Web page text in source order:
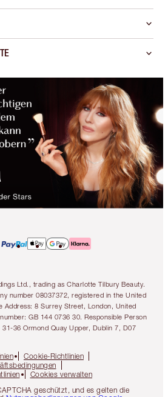
Ltd., trading as Charlotte Tilbury Beauty.
number 08037372, registered in the United
Address: 8 Surrey Street, London, United
GB 144 0736 30. Responsible Person
36 Ormond Quay Upper, Dublin 7, D07
Cookie-Richtlinien
Cookies verwalten
geschützt, und es gelten die